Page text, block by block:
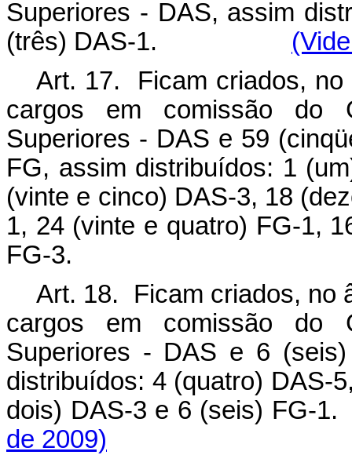
Superiores - DAS, assim
(três) DAS-1.
Art. 17. Ficam criados, no
cargos em comissão do
Superiores - DAS e 59
FG, assim distribuídos: 1
(vinte e cinco) DAS-3, 18
1, 24 (vinte e quatro) FG-1,
FG-3.
Art. 18. Ficam criados, no
cargos em comissão do
Superiores - DAS e 6
distribuídos: 4 (quatro) DAS-
dois) DAS-3 e 6 (seis) FG-
de 2009)